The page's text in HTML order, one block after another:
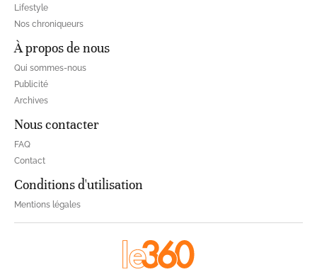
Lifestyle
Nos chroniqueurs
À propos de nous
Qui sommes-nous
Publicité
Archives
Nous contacter
FAQ
Contact
Conditions d'utilisation
Mentions légales